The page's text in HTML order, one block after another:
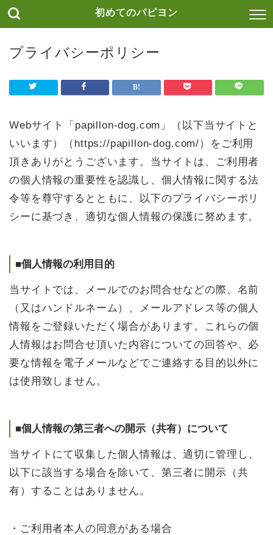
初めてのパピヨン
プライバシーポリシー
Webサイト「papillon-dog.com」（以下当サイトと
いいます）（https://papillon-dog.com/）をご利用
頂きありがとうございます。当サイトは、ご利用者
の個人情報の重要性を認識し、個人情報に関する法
令等を尊守するとともに、以下のプライバシーポリ
シーに基づき、適切な個人情報の保護に努めます。
■個人情報の利用目的
当サイトでは、メールでのお問合せなどの際、名前
（又はハンドルネーム）、メールアドレス等の個人
情報をご登録いただく場合があります。これらの個
人情報はお問合せ頂いた内容についての回答や、必
要な情報を電子メールなどでご連絡する目的以外に
は使用致しません。
■個人情報の第三者への開示（共有）について
当サイトにて収集した個人情報は、適切に管理し、
以下に該当する場合を除いて、第三者に開示（共
有）することはありません。
・ご利用者本人の同意がある場合